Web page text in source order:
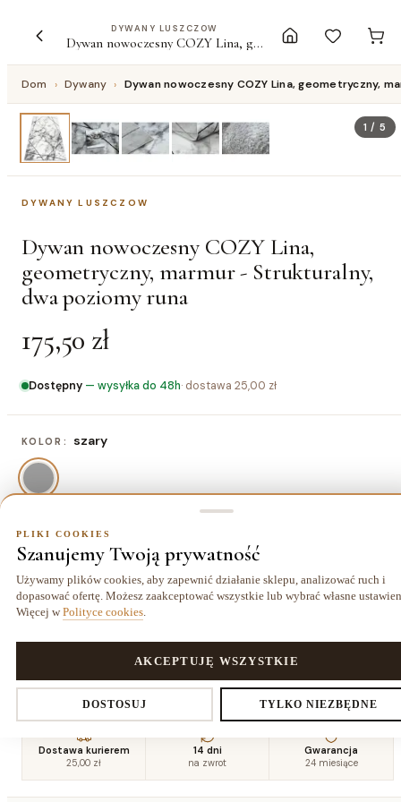
DYWANY LUSZCZOW
Dywan nowoczesny COZY Lina, geometryczny, marmur - Strukturalny, dwa poziomy runa
Dom › Dywany › Dywan nowoczesny COZY Lina, geometryczny,
1 /5
DYWANY LUSZCZOW
Dywan nowoczesny COZY Lina,
geometryczny, marmur - Strukturalny,
dwa poziomy runa
175,50 zł
Dostępny — wysyłka do 48h· dostawa 25,00 zł
KOLOR: szary
ROZMIAR: 80x150 cm
80x150 cm
175,50 zł
120x170 cm
297,70 zł
140x190 cm
388,70 zł
160x220
cm
180x270
200x290
cm
240x330
cm
280x370
Dostawa kurierem
25,00 zł
14 dni
na zwrot
Gwarancja
24 miesiące
PLIKI COOKIES
Szanujemy Twoją prywatność
Używamy plików cookies, aby zapewnić działanie sklepu, analizować ruch i
dopasować ofertę. Możesz zaakceptować wszystkie lub wybrać własne
Więcej w Polityce cookies
DOSTOSUJ TYLKO NIEZBĘDNE
AKCEPTUJĘ WSZYSTKIE
Ustawienia prywatności
Decydujesz, które dane zbieramy. Niezbędne pliki cookies są